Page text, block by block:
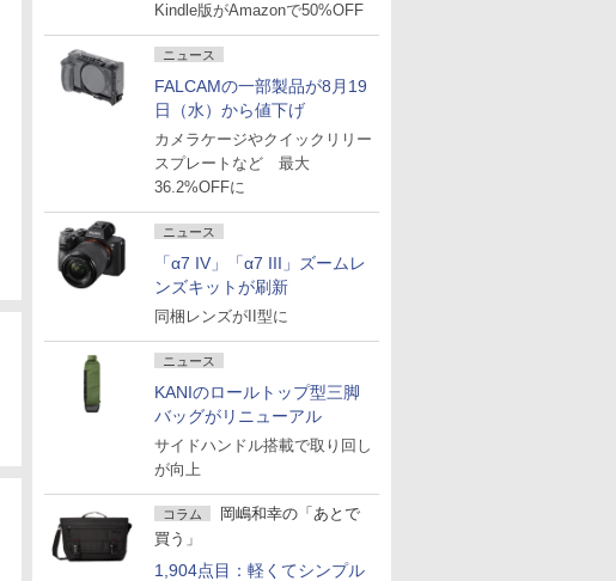
Kindle版がAmazonで50%OFF
ニュース
FALCAMの一部製品が8月19
日（水）から値下げ
カメラケージやクイックリリー
スプレートなど 最大
36.2%OFFに
ニュース
「α7 IV」「α7 III」ズームレ
ンズキットが刷新
同梱レンズがII型に
ニュース
KANIのロールトップ型三脚
バッグがリニューアル
サイドハンドル搭載で取り回し
が向上
コラム
岡嶋和幸の「あとで
買う」
1,904点目：軽くてシンプル